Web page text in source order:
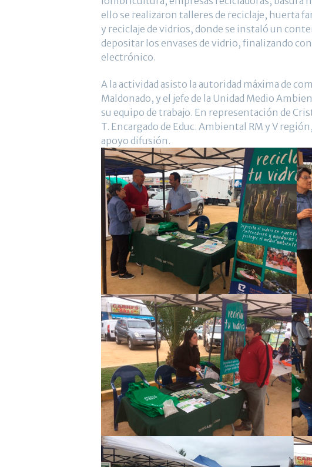
ello se realizaron talleres de reciclaje, huerta
y reciclaje de vidrios, donde se instaló un
depositar los envases de vidrio, finalizando
electrónico.
A la actividad asisto la autoridad máxima de
Maldonado, y el jefe de la Unidad Medio
su equipo de trabajo. En representación de
T. Encargado de Educ. Ambiental RM y V
apoyo difusión.